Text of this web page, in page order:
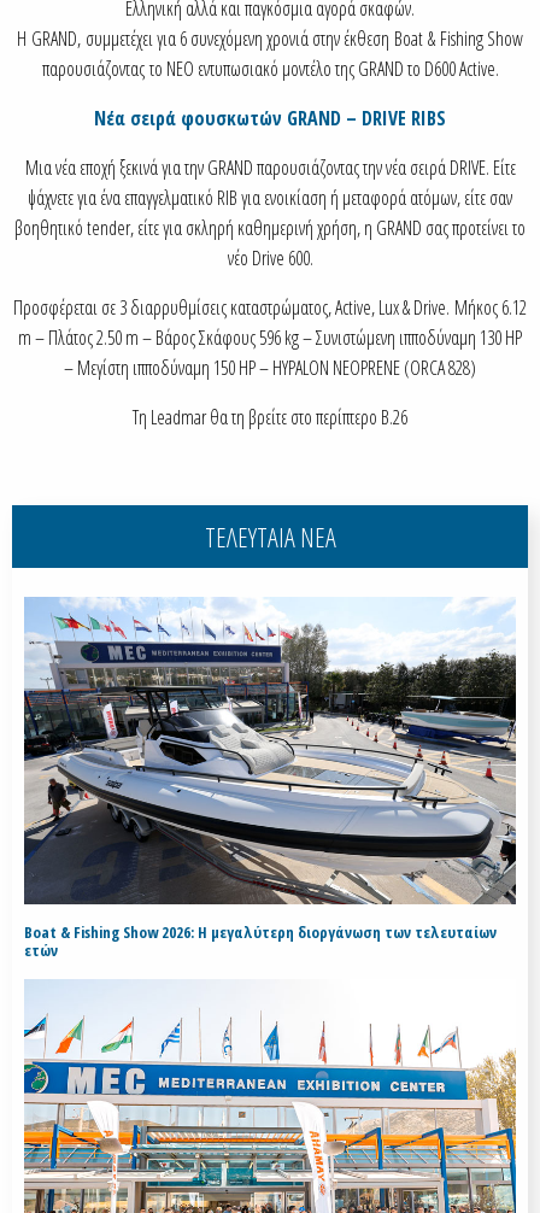
Ελληνική αλλά και παγκόσμια αγορά σκαφών.
Η GRAND, συμμετέχει για 6 συνεχόμενη χρονιά στην έκθεση Boat&Fishing Show
παρουσιάζονταςτo NEO εντυπωσιακό μοντέλο της GRAND το D600 Active.
Νέα σειρά φουσκωτών GRAND – DRIVE RIBS
Μια νέα εποχή ξεκινά για την GRAND παρουσιάζοντας την νέα σειρά DRIVE. Είτε
ψάχνετε για ένα επαγγελματικό RIB για ενοικίαση ή μεταφορά ατόμων, είτε σαν
βοηθητικό tender, είτε για σκληρή καθημερινή χρήση, η GRAND σας προτείνει το
νέο Drive 600.
Προσφέρεται σε 3 διαρρυθμίσεις καταστρώματος, Active, Lux & Drive. Μήκος 6.12
m – Πλάτος 2.50 m – Βάρος Σκάφους 596 kg – Συνιστώμενη ιπποδύναμη 130 HP
– Μεγίστη ιπποδύναμη 150 HP – HYPALON NEOPRENE (ORCA 828)
Τη Leadmar θα τη βρείτε στο περίπτερο B.26
ΤΕΛΕΥΤΑΙΑ ΝΕΑ
Boat & Fishing Show 2026: Η μεγαλύτερη διοργάνωση των τελευταίων
ετών